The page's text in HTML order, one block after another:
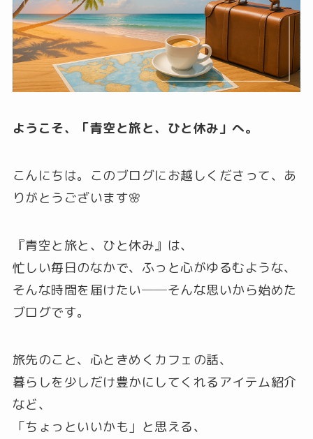
ようこそ、「青空と旅と、ひと休み」へ。
こんにちは。このブログにお越しくださって、あ
りがとうございます🌸
『青空と旅と、ひと休み』は、
忙しい毎日のなかで、ふっと心がゆるむような、
そんな時間を届けたい──そんな思いから始めた
ブログです。
旅先のこと、心ときめくカフェの話、
暮らしを少しだけ豊かにしてくれるアイテム紹介
など、
「ちょっといいかも」と思える、